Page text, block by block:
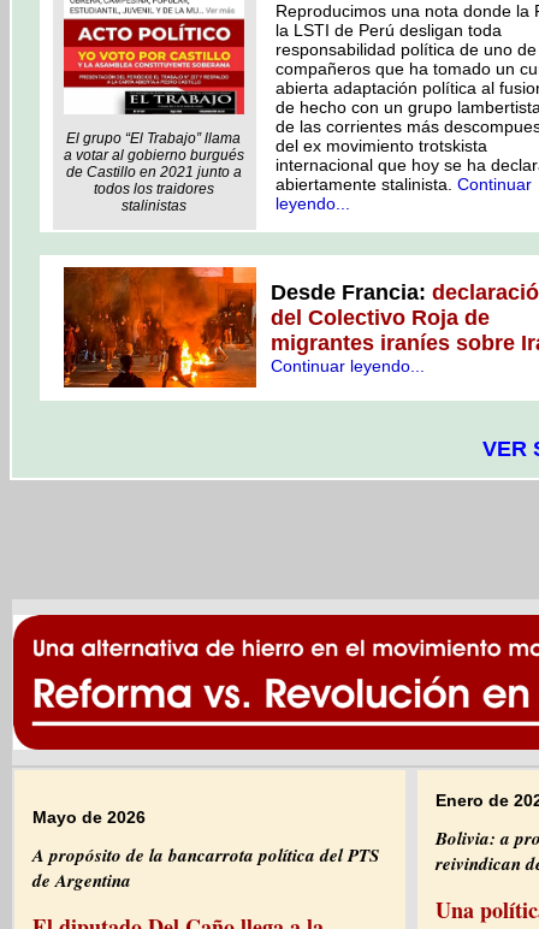
El grupo “El Trabajo” llama
a votar al gobierno burgués
de Castillo en 2021 junto a
todos los traidores
stalinistas
Reproducimos una nota donde la
la LSTI de Perú desligan toda
responsabilidad política de uno
compañeros que ha tomado un
abierta adaptación política al
de hecho con un grupo
de las corrientes más
del ex movimiento trotskista
internacional que hoy se ha
abiertamente stalinista. Continuar
leyendo...
Desde Francia:
del Colectivo Roja de
migrantes iraníes sobre
Continuar leyendo...
VER
Mayo de 2026
A propósito de la bancarrota política del PTS
de Argentina
Enero de
Bolivia: a
reivindican
Una